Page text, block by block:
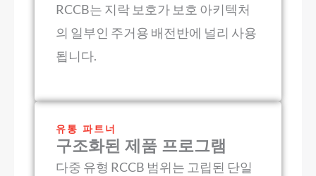
RCCB는 지락 보호가 보호 아키텍처
의 일부인 주거용 배전반에 널리 사용
됩니다.
유통 파트너
구조화된 제품 프로그램
다중 유형 RCCB 범위는 고립된 단일